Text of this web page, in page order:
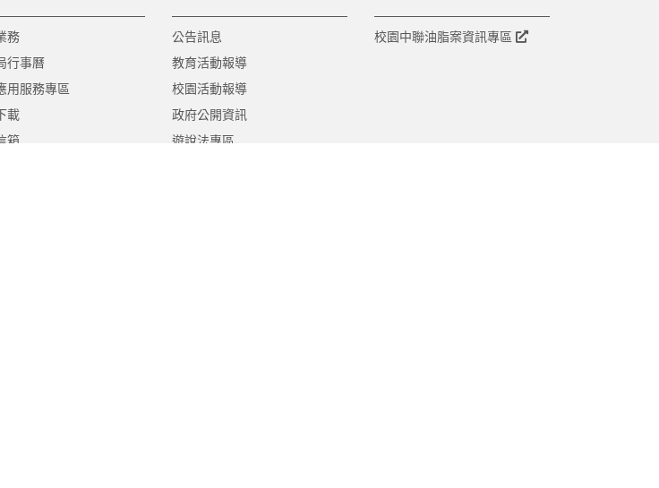
務
行事曆
用服務專區
載
箱
公告訊息
教育活動報導
校園活動報導
政府公開資訊
遊說法專區
校園中聯油脂案資訊專區